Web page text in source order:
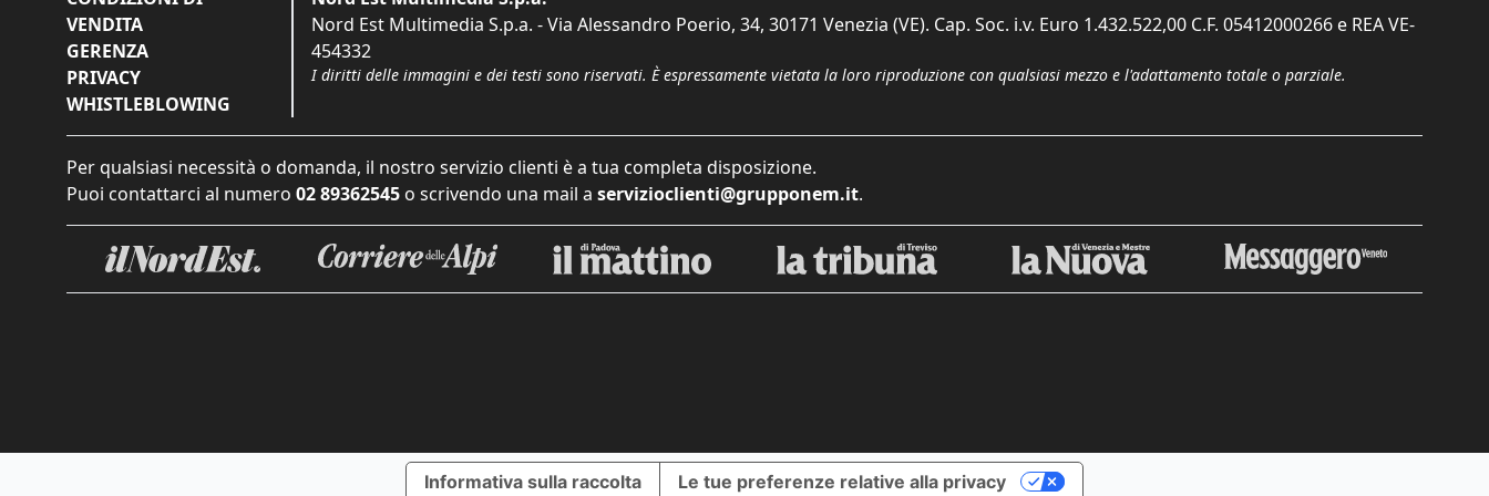
VENDITA
GERENZA
PRIVACY
WHISTLEBLOWING
Nord Est Multimedia S.p.a. - Via Alessandro Poerio, 34, 30171 Venezia (VE). Cap. Soc. i.v. Euro 1.432.522,00 C.F. 05412000266 e REA VE-
454332
I diritti delle immagini e dei testi sono riservati. È espressamente vietata la loro riproduzione con qualsiasi mezzo e l'adattamento totale o parziale.
Per qualsiasi necessità o domanda, il nostro servizio clienti è a tua completa disposizione.
Puoi contattarci al numero 02 89362545 o scrivendo una mail a servizioclienti@grupponem.it.
Informativa sulla raccolta Le tue preferenze relative alla privacy